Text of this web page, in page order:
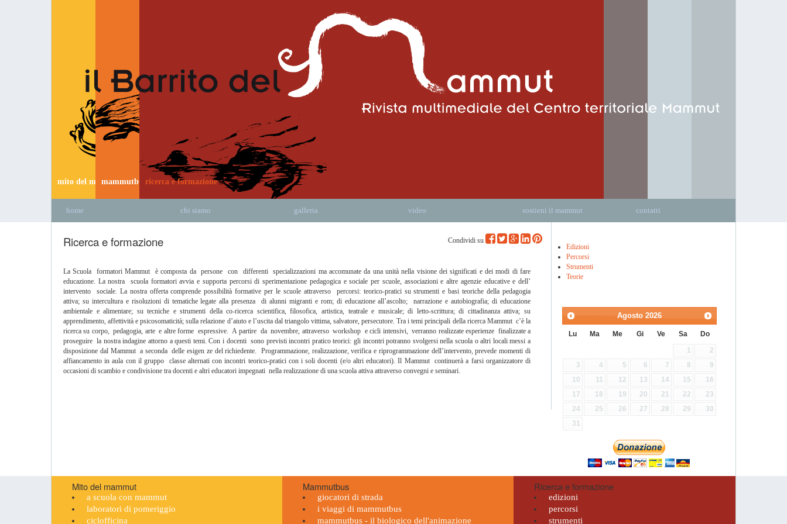
mito del mammutmammutbusricerca e formazione
home chi siamo galleria video sostieni il mammut contatti
Condividi su
Ricerca e formazione
La Scuola formatori Mammut è composta da persone con differenti specializzazioni ma accomunate da una unità nella visione dei significati e dei modi di fare
educazione. La nostra scuola formatori avvia e supporta percorsi di sperimentazione pedagogica e sociale per scuole, associazioni e altre agenzie educative e dell’
intervento sociale. La nostra offerta comprende possibilità formative per le scuole attraverso percorsi: teorico-pratici su strumenti e basi teoriche della pedagogia
attiva; su intercultura e risoluzioni di tematiche legate alla presenza di alunni migranti e rom; di educazione all’ascolto; narrazione e autobiografia; di educazione
ambientale e alimentare; su tecniche e strumenti della co-ricerca scientifica, filosofica, artistica, teatrale e musicale; di letto-scrittura; di cittadinanza attiva; su
apprendimento, affettività e psicosomaticità; sulla relazione d’aiuto e l’uscita dal triangolo vittima, salvatore, persecutore. Tra i temi principali della ricerca Mammut c’è la
ricerca su corpo, pedagogia, arte e altre forme espressive. A partire da novembre, attraverso workshop e cicli intensivi, verranno realizzate esperienze finalizzate a
proseguire la nostra indagine attorno a questi temi. Con i docenti sono previsti incontri pratico teorici: gli incontri potranno svolgersi nella scuola o altri locali messi a
disposizione dal Mammut a seconda delle esigen ze del richiedente. Programmazione, realizzazione, verifica e riprogrammazione dell’intervento, prevede momenti di
affiancamento in aula con il gruppo classe alternati con incontri teorico-pratici con i soli docenti (e/o altri educatori). Il Mammut continuerà a farsi organizzatore di
occasioni di scambio e condivisione tra docenti e altri educatori impegnati nella realizzazione di una scuola attiva attraverso convegni e seminari.
Edizioni
Percorsi
Strumenti
Teorie
Agosto 2026
Lu Ma Me Gi Ve Sa Do
1
2
3
4 5 6 7 8
9
10
11 12 13 14 15
16
17
18 19 20 21 22
23
24
25 26 27 28 29
30
31
Mito del mammut
a scuola con mammut
laboratori di pomeriggio
ciclofficina
Mammutbus
giocatori di strada
i viaggi di mammutbus
mammutbus - il biologico dell'animazione
Ricerca e formazione
edizioni
percorsi
strumenti